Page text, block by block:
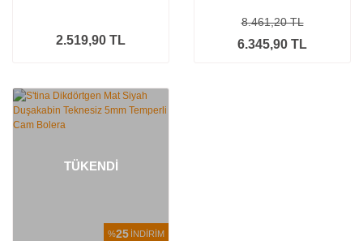
2.519,90 TL 6.345,90 TL
8.461,20 TL
%25 İNDİRİM
TÜKENDİ